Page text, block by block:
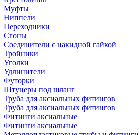
Муфты
Ниппели
Переходники
Сгоны
Соединители с накидной гайкой
Тройники
Уголки
Удлинители
Футорки
Штуцеры под шланг
Труба для аксиальных фитингов
Труба для аксиальных фитингов
Фитинги аксиальные
Фитинги аксиальные